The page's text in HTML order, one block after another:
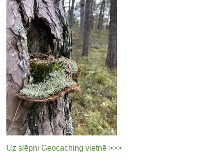
Uz slēpni Geocaching vietnē >>>